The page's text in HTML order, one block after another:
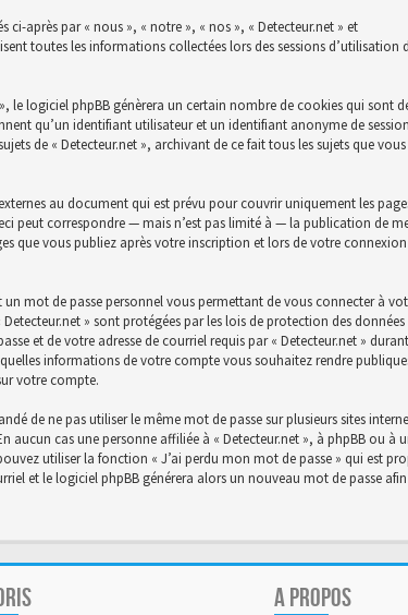
après par « nous », « notre », « nos », « Detecteur.net » et
toutes les informations collectées lors des sessions d’utilisation
logiciel phpBB génèrera un certain nombre de cookies qui sont
qu’un identifiant utilisateur et un identifiant anonyme de
de « Detecteur.net », archivant de ce fait tous les sujets que
au document qui est prévu pour couvrir uniquement les
peut correspondre — mais n’est pas limité à — la publication de
que vous publiez après votre inscription et lors de votre
mot de passe personnel vous permettant de vous connecter à
» sont protégées par les lois de protection des
et de votre adresse de courriel requis par « Detecteur.net »
informations de votre compte vous souhaitez rendre
votre compte.
de ne pas utiliser le même mot de passe sur plusieurs sites
aucun cas une personne affiliée à « Detecteur.net », à phpBB ou à
utiliser la fonction « J’ai perdu mon mot de passe » qui est
et le logiciel phpBB générera alors un nouveau mot de passe
A PROPOS